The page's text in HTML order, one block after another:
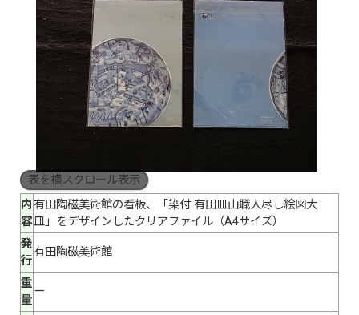
表を横スクロール表示
内
容
有田陶磁美術館の看板、「染付 有田皿山職人尽し絵図大
皿」をデザインしたクリアファイル（A4サイズ）
発
行
有田陶磁美術館
重
量
ー